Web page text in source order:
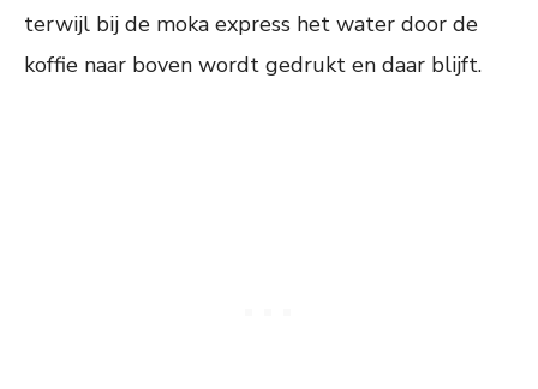
terwijl bij de moka express het water door de
koffie naar boven wordt gedrukt en daar blijft.